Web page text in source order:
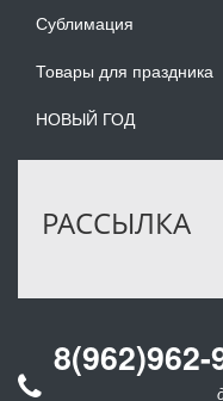
Сублимация
Товары для праздника
НОВЫЙ ГОД
РАССЫЛКА
8(962)962-
для